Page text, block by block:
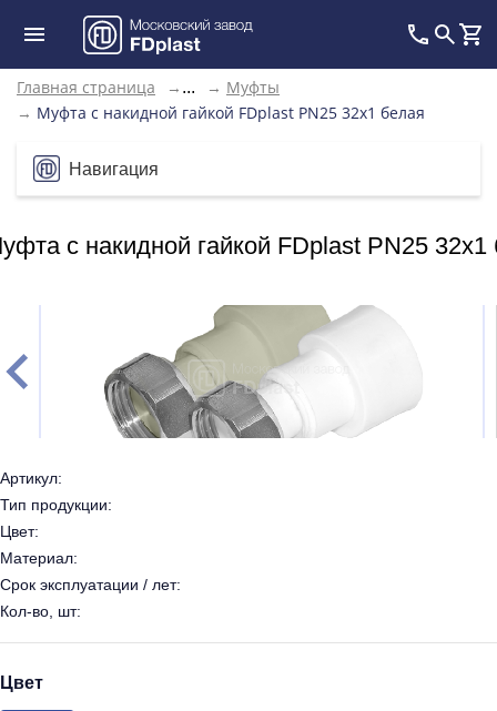
Главная страница → ... → Муфты
→ Муфта с накидной гайкой FDplast PN25 32х1 белая
Навигация
с накидной гайкой FDplast PN25 32х1
Артикул:
Тип продукции:
Цвет:
Материал:
Срок эксплуатации / лет:
Кол-во, шт:
Цвет